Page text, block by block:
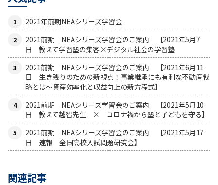
2021年前期NEAシリーズ学習会
2021前期 NEAシリーズ学習会のご案内 【2021年5月7
日 教えて学習塾の集客×デジタル社会の学習塾
2021前期 NEAシリーズ学習会のご案内 【2021年6月11
日 生き残りのための新視点！事業継承にも有利な不動産戦
略とは〜資産効率化と収益向上の新方程式】
2021前期 NEAシリーズ学習会のご案内 【2021年5月10
日 教えて越智先生 × コロナ禍から塾と子どもを守る】
2021前期 NEAシリーズ学習会のご案内 【2021年5月17
日 速報 全国高校入試問題研究会】
関連記事